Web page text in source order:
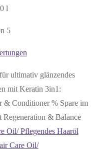
l
5
ultimativ glänzendes
mit Keratin 3in1:
& Conditioner % Spare im
Regeneration & Balance